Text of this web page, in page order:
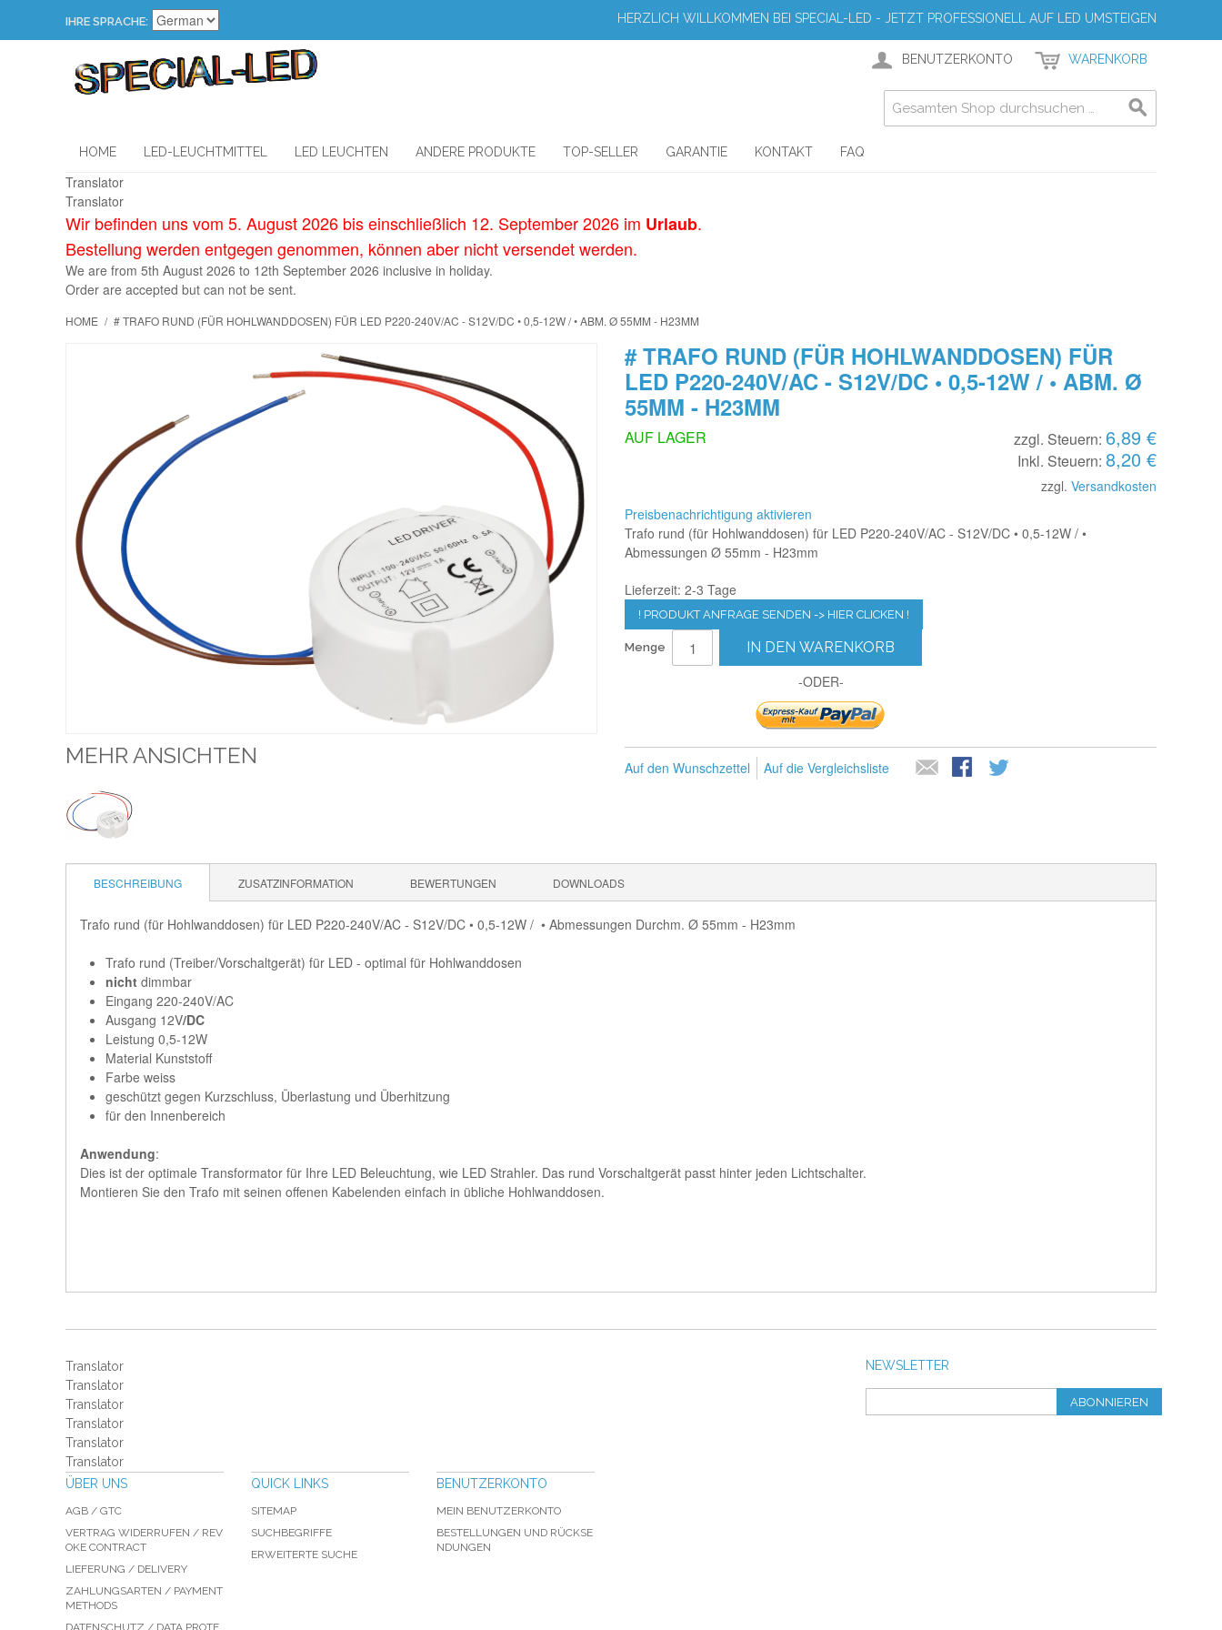
IHRE SPRACHE: HERZLICH WILLKOMMEN BEI SPECIAL-LED - JETZT PROFESSIONELL AUF LED UMSTEIGEN
BENUTZERKONTO WARENKORB
HOME LED-LEUCHTMITTEL LED LEUCHTEN ANDERE PRODUKTE TOP-SELLER GARANTIE KONTAKT FAQ
Translator
Translator
Wir befinden uns vom 5. August 2026 bis einschließlich 12. September 2026 im Urlaub.
Bestellung werden entgegen genommen, können aber nicht versendet werden.
We are from 5th August 2026 to 12th September 2026 inclusive in holiday.
Order are accepted but can not be sent.
HOME / # TRAFO RUND (FÜR HOHLWANDDOSEN) FÜR LED P220-240V/AC - S12V/DC • 0,5-12W / • ABM. Ø 55MM - H23MM
MEHR ANSICHTEN
# TRAFO RUND (FÜR HOHLWANDDOSEN) FÜR
LED P220-240V/AC - S12V/DC • 0,5-12W / • ABM. Ø
55MM - H23MM
zzgl. Steuern: 6,89 €
Inkl. Steuern: 8,20 €
zzgl. Versandkosten
AUF LAGER
Preisbenachrichtigung aktivieren
Trafo rund (für Hohlwanddosen) für LED P220-240V/AC - S12V/DC • 0,5-12W / •
Abmessungen Ø 55mm - H23mm
Lieferzeit: 2-3 Tage
! PRODUKT ANFRAGE SENDEN -> HIER CLICKEN !
Menge IN DEN WARENKORB
-ODER-
Auf den Wunschzettel Auf die Vergleichsliste
BESCHREIBUNG ZUSATZINFORMATION BEWERTUNGEN DOWNLOADS
Trafo rund (für Hohlwanddosen) für LED P220-240V/AC - S12V/DC • 0,5-12W / • Abmessungen Durchm. Ø 55mm - H23mm
Trafo rund (Treiber/Vorschaltgerät) für LED - optimal für Hohlwanddosen
nicht dimmbar
Eingang 220-240V/AC
Ausgang 12V/DC
Leistung 0,5-12W
Material Kunststoff
Farbe weiss
geschützt gegen Kurzschluss, Überlastung und Überhitzung
für den Innenbereich
Anwendung:
Dies ist der optimale Transformator für Ihre LED Beleuchtung, wie LED Strahler. Das rund Vorschaltgerät passt hinter jeden Lichtschalter.
Montieren Sie den Trafo mit seinen offenen Kabelenden einfach in übliche Hohlwanddosen.
NEWSLETTER
ABONNIEREN
Translator
Translator
Translator
Translator
Translator
Translator
ÜBER UNS
AGB / GTC
VERTRAG WIDERRUFEN / REV
OKE CONTRACT
LIEFERUNG / DELIVERY
ZAHLUNGSARTEN / PAYMENT
METHODS
DATENSCHUTZ / DATA PROTE
QUICK LINKS
SITEMAP
SUCHBEGRIFFE
ERWEITERTE SUCHE
BENUTZERKONTO
MEIN BENUTZERKONTO
BESTELLUNGEN UND RÜCKSE
NDUNGEN